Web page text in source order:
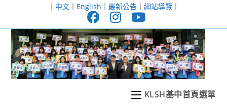
至
｜ 中文｜ English ｜ 最新公告｜ 網站導覽｜
KLSH基中首頁選單